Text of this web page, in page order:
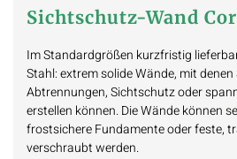
Sichtschutz-Wand
Im Standardgrößen kurzfristig
Stahl: extrem solide Wände, mit denen
Abtrennungen, Sichtschutz oder
erstellen können. Die Wände können
frostsichere Fundamente oder feste,
verschraubt werden.